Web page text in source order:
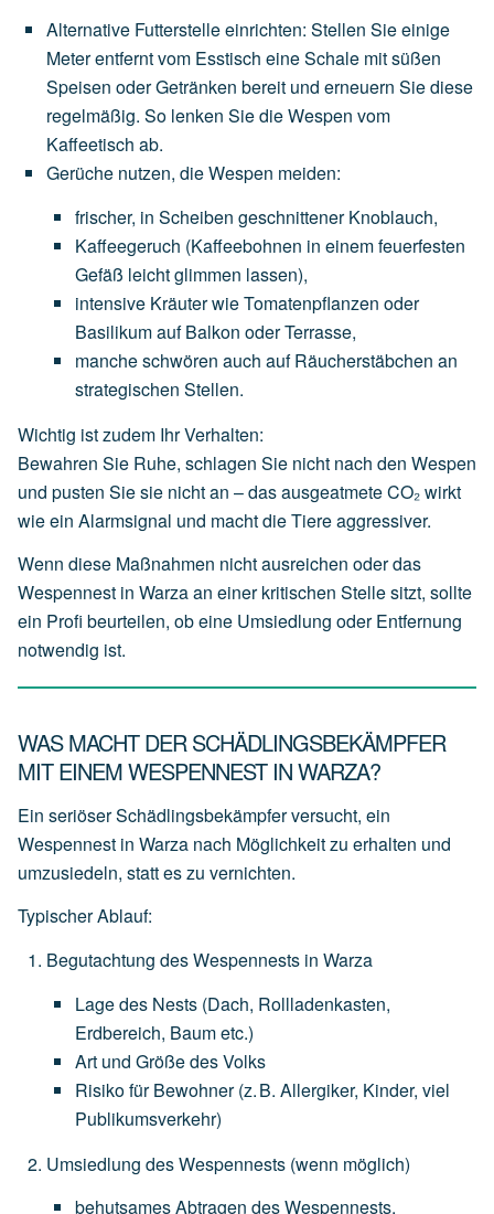
Alternative Futterstelle einrichten: Stellen Sieeinige
Meterentferntvom Esstisch eineSchale mitsüßen
Speisen oderGetränken bereit und erneuern Siediese
regelmäßig. So lenken SiedieWespen vom
Kaffeetisch ab.
Gerüche nutzen, die Wespen meiden:
frischer, in Scheiben geschnittener Knoblauch,
Kaffeegeruch (Kaffeebohnen in einemfeuerfesten
Gefäß leichtglimmen lassen),
intensive KräuterwieTomatenpflanzen oder
Basilikumauf Balkon oderTerrasse,
mancheschwören auch auf Räucherstäbchen an
strategischen Stellen.
Wichtig ist zudem Ihr Verhalten:
Bewahren Sie Ruhe, schlagen Sie nicht nach den Wespen
und pusten Sie sie nicht an – das ausgeatmete CO₂ wirkt
wie ein Alarmsignal und macht die Tiere aggressiver.
Wenn diese Maßnahmen nicht ausreichen oder das
Wespennest in Warza an einer kritischen Stelle sitzt, sollte
ein Profi beurteilen, ob eine Umsiedlung oder Entfernung
notwendig ist.
WAS MACHT DER SCHÄDLINGSBEKÄMPFER
MIT EINEM WESPENNEST IN WARZA?
Ein seriöser Schädlingsbekämpfer versucht, ein
Wespennest in Warza nach Möglichkeit zu erhalten und
umzusiedeln, statt es zu vernichten.
Typischer Ablauf:
Begutachtung des Wespennests in Warza
Lagedes Nests (Dach, Rollladenkasten,
Erdbereich, Baumetc.)
Art und GrößedesVolks
Risikofür Bewohner (z.B. Allergiker, Kinder, viel
Publikumsverkehr)
Umsiedlung des Wespennests (wenn möglich)
behutsamesAbtragen desWespennests,